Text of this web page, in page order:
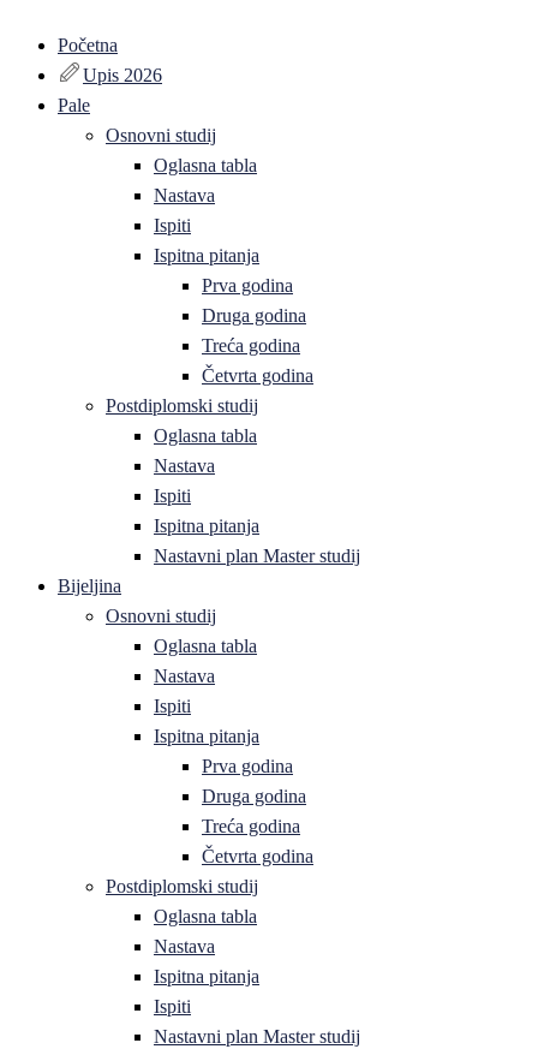
Početna
Upis 2026
Pale
Osnovni studij
Oglasna tabla
Nastava
Ispiti
Ispitna pitanja
Prva godina
Druga godina
Treća godina
Četvrta godina
Postdiplomski studij
Oglasna tabla
Nastava
Ispiti
Ispitna pitanja
Nastavni plan Master studij
Bijeljina
Osnovni studij
Oglasna tabla
Nastava
Ispiti
Ispitna pitanja
Prva godina
Druga godina
Treća godina
Četvrta godina
Postdiplomski studij
Oglasna tabla
Nastava
Ispitna pitanja
Ispiti
Nastavni plan Master studij